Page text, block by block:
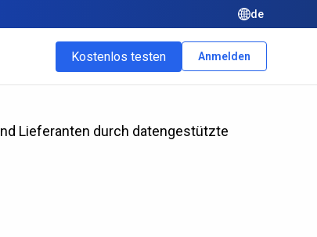
de
Kostenlos testen Anmelden
Lieferanten durch datengestützte